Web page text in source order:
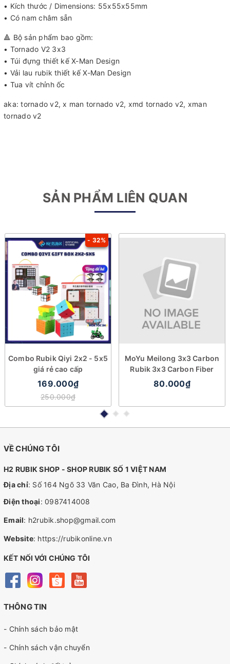
• Kích thước / Dimensions: 55x55x55mm
• Có nam châm sẵn
🔺️ Bộ sản phẩm bao gồm:
• Tornado V2 3x3
• Túi đựng thiết kế X-Man Design
• Vải lau rubik thiết kế X-Man Design
• Tua vít chỉnh ốc
aka: tornado v2, x man tornado v2, xmd tornado v2, xman
tornado v2
SẢN PHẨM LIÊN QUAN
- 32%
Combo Rubik Qiyi 2x2 - 5x5
giá rẻ cao cấp
169.000₫
250.000₫
MoYu Meilong 3x3 Carbon
Rubik 3x3 Carbon Fiber
80.000₫
VỀ CHÚNG TÔI
H2 RUBIK SHOP - SHOP RUBIK SỐ 1 VIỆT NAM
Địa chỉ: Số 164 Ngõ 33 Văn Cao, Ba Đình, Hà Nội
Điện thoại: 0987414008
Email: h2rubik.shop@gmail.com
Website: https://rubikonline.vn
KẾT NỐI VỚI CHÚNG TÔI
THÔNG TIN
- Chính sách bảo mật
- Chính sách vận chuyển